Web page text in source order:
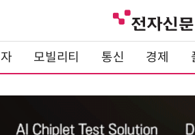
모빌리티 통신 경제